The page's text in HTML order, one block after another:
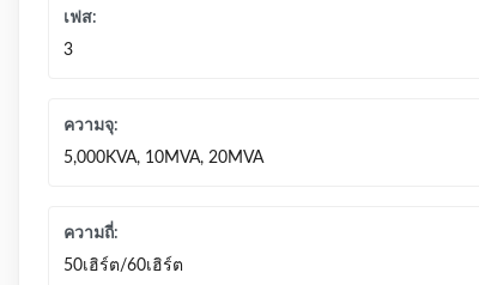
เฟส:
3
ความจุ:
5,000KVA, 10MVA, 20MVA
ความถี่:
50เฮิร์ต/60เฮิร์ต